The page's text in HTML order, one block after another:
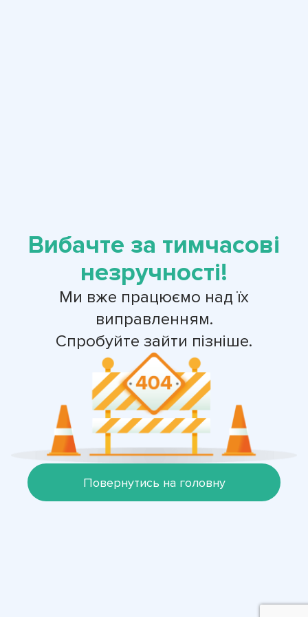
Вибачте за тимчасові
незручності!
Ми вже працюємо над їх
виправленням.
Спробуйте зайти пізніше.
Повернутись на головну